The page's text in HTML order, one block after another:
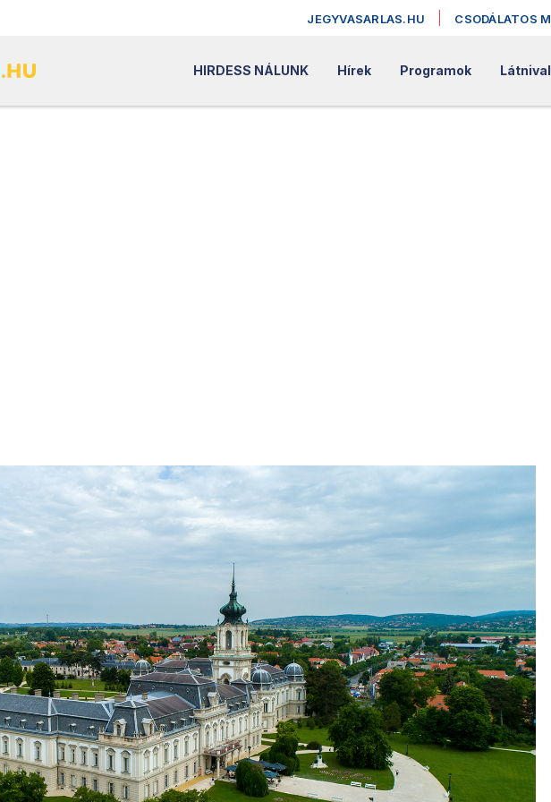
JEGYVASARLAS.HU CSODÁLATOS
HIRDESS NÁLUNK Hírek Programok